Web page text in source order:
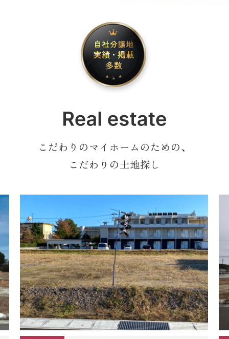
こだわりのマイホームのための、
こだわりの土地探し